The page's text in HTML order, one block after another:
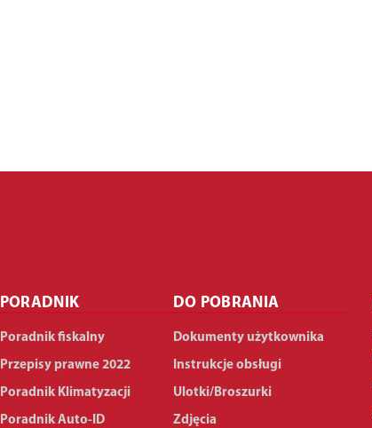
PORADNIK
Poradnik fiskalny
Przepisy prawne 2022
Poradnik Klimatyzacji
Poradnik Auto-ID
DO POBRANIA
Dokumenty użytkownika
Instrukcje obsługi
Ulotki/Broszurki
Zdjęcia